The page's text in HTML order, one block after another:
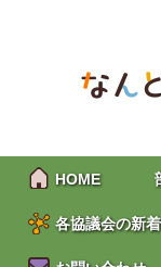
HOME
各協議会の新